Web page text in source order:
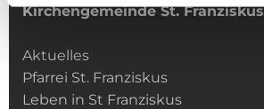
Kirchengemeinde­­ St. Franziskus
Aktuelles
Pfarrei St. Franziskus
Leben in St Franziskus